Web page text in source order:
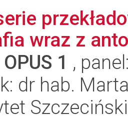
wraz z
OPUS 1 ,
dr hab.
Szczeciński